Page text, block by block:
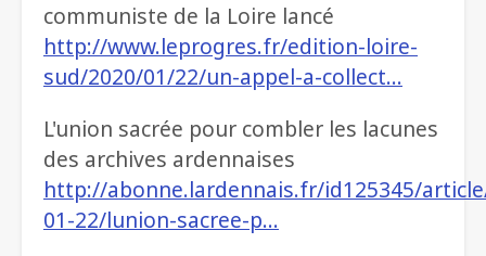
communiste de la Loire lancé
http://www.leprogres.fr/edition-loire-
sud/2020/01/22/un-appel-a-collect…
L'union sacrée pour combler les lacunes
des archives ardennaises
http://abonne.lardennais.fr/id125345/
01-22/lunion-sacree-p…